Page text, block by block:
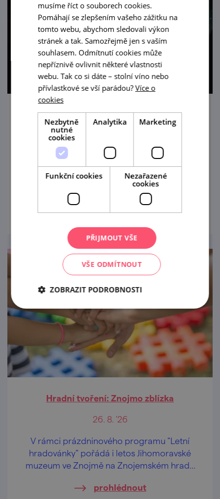
Večerní prohlídky Znojemského hradu
Vydejte se na autorskou večerní prohlídku
Znojemského hradu s podtitulem "Hrad ve
staletích".
prohlédnout
Hradní tvoření: Znojmo zblízka
26. 8. '26
V rámci prázdninového programu "Letní
hradovánky" pořádá i letos Jihomoravské
muzeum ve Znojmě na Znojemském hradě
jejich pra/rodiče.
prohlédnout
musíme říct o souborech cookies.
Pomáhají se zlepšením vašeho zážitku na
tomto webu, abychom sledovali výkon
stránek a tak. Samozřejmě jen s vaším
souhlasem. Odmítnutí cookies může
nepříznivě ovlivnit některé vlastnosti
webu. Tak co si dáte – stolní víno nebo
přívlastkové se vší parádou?Více o
cookies
Nezbytně
nutné
cookies
Analytika Marketing
Funkční cookies
Nezařazené
cookies
PŘIJMOUT VŠE
VŠE ODMÍTNOUT
ZOBRAZIT PODROBNOSTI